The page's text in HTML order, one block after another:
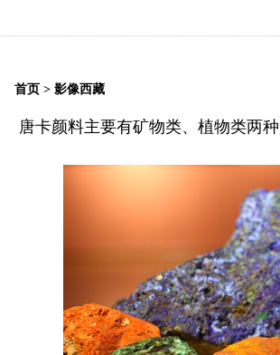
首页 > 影像西藏
唐卡颜料主要有矿物类、植物类两